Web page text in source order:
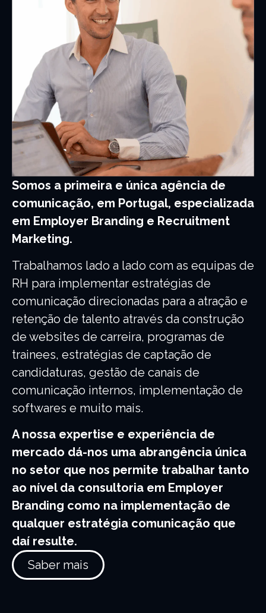
Somos a primeira e única agência de
comunicação, em Portugal, especializada
em Employer Branding e Recruitment
Marketing.
Trabalhamos lado a lado com as equipas de
RH para implementar estratégias de
comunicação direcionadas para a atração e
retenção de talento através da construção
de websites de carreira, programas de
trainees, estratégias de captação de
candidaturas, gestão de canais de
comunicação internos, implementação de
softwares e muito mais.
A nossa expertise e experiência de
mercado dá-nos uma abrangência única
no setor que nos permite trabalhar tanto
ao nível da consultoria em Employer
Branding como na implementação de
qualquer estratégia comunicação que
daí resulte.
Saber mais